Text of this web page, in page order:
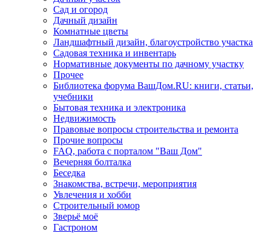
Сад и огород
Дачный дизайн
Комнатные цветы
Ландшафтный дизайн, благоустройство участка
Садовая техника и инвентарь
Нормативные документы по дачному участку
Прочее
Библиотека форума ВашДом.RU: книги, статьи,
учебники
Бытовая техника и электроника
Недвижимость
Правовые вопросы строительства и ремонта
Прочие вопросы
FAQ, работа с порталом "Ваш Дом"
Вечерняя болталка
Беседка
Знакомства, встречи, мероприятия
Увлечения и хобби
Строительный юмор
Зверьё моё
Гастроном